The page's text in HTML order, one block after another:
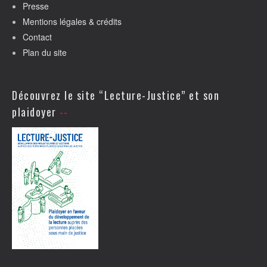
Presse
Mentions légales & crédits
Contact
Plan du site
Découvrez le site “Lecture-Justice” et son
plaidoyer